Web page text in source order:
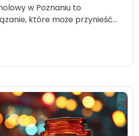
w Poznaniu to
które może przynieść…